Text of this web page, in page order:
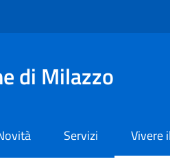
di Milazzo
Servizi Vivere